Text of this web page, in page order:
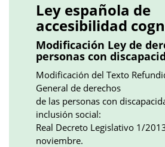
Ley española de
accesibilidad
Modificación Ley de
personas con
Modificación del Texto
General de derechos
de las personas con
inclusión social:
Real Decreto Legislativo 1/
noviembre.